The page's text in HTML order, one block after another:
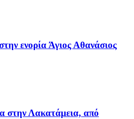
ενορία Άγιος Αθανάσιος
στην Λακατάμεια, από